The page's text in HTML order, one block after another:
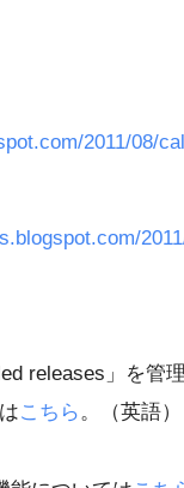
2011/08/
releases」を管
こちら。（英語）